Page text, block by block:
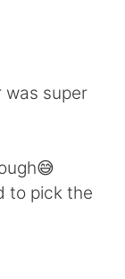
was super
to pick the